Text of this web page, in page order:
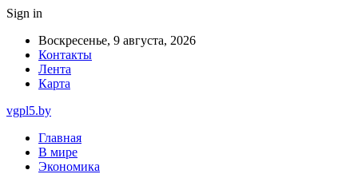
Sign in
Воскресенье, 9 августа, 2026
Контакты
Лента
Карта
vgpl5.by
Главная
В мире
Экономика